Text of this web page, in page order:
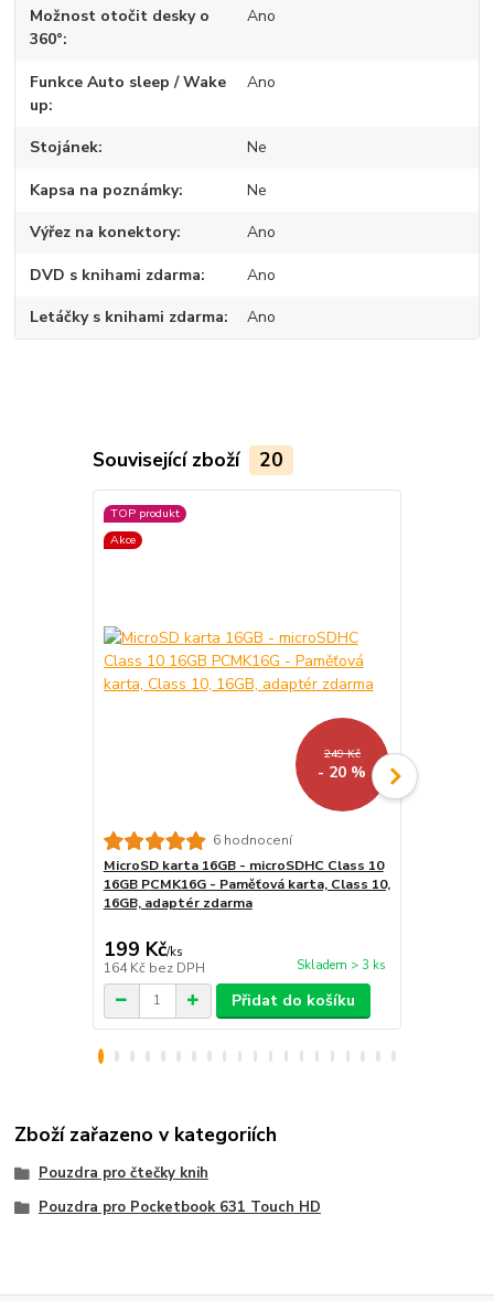
Možnost otočit desky o
360°
Ano
Funkce Auto sleep / Wake
up
Ano
Stojánek Ne
Kapsa na poznámky Ne
Výřez na konektory Ano
DVD s knihami zdarma Ano
Letáčky s knihami zdarma Ano
Související zboží 20
TOP produkt
Akce
249 Kč
- 20 %
6 hodnocení
MicroSD karta 16GB - microSDHC Class 10
16GB PCMK16G - Paměťová karta, Class 10,
16GB, adaptér zdarma
199 Kč/ks
164 Kč bez DPH Skladem > 3 ks
Přidat do košíku
Zboží zařazeno v kategoriích
Pouzdra pro čtečky knih
Pouzdra pro Pocketbook 631 Touch HD